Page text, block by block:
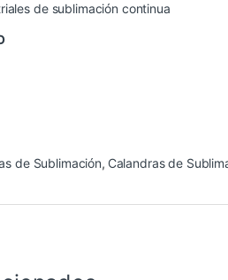
de sublimación continua
de Sublimación, Calandras de